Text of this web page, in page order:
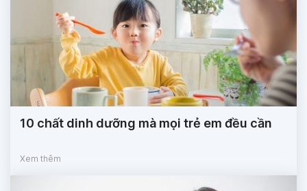
10 chất dinh dưỡng mà mọi trẻ em đều cần
Xem thêm